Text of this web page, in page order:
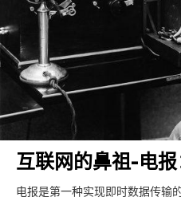
互联网的鼻祖-电
电报是第一种实现即时数据传输